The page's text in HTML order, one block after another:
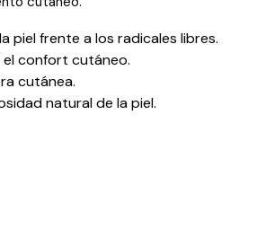
frente a los radicales libres.
el confort cutáneo.
cutánea.
natural de la piel.